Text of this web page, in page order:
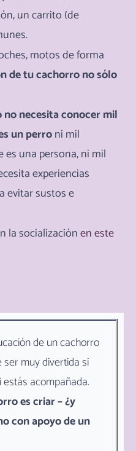
un carrito (de
motos de forma
de tu cachorro no sólo
necesita conocer mil
un perroni mil
es una persona, ni mil
experiencias
evitar sustos e
la socializaciónen este
de un cachorro
muy divertida si
acompañada.
es criar –¿y
con apoyo de un